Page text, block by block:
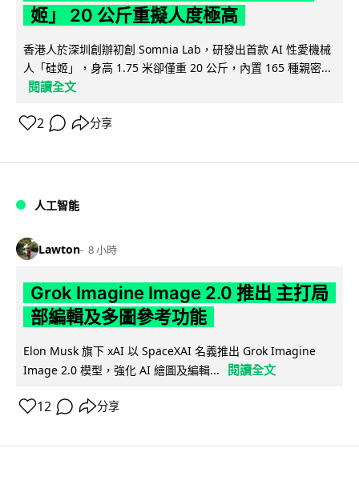
姬」 20 公斤重擬人度極高
香港人於深圳創辦初創 Somnia Lab，研發出首款 AI 性愛機械
人「硅姬」，身高 1.75 米卻僅重 20 公斤，內置 165 種親密...
閱讀全文
2 分享
人工智能
Lawton 8 小時
Grok Imagine Image 2.0 推出 主打局
部編輯及多圖參考功能
Elon Musk 旗下 xAI 以 SpaceXAI 名義推出 Grok Imagine
Image 2.0 模型，強化 AI 繪圖及編輯...
閱讀全文
12 分享